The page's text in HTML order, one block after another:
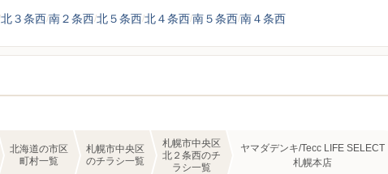
北３条西南２条西北５条西北４条西南５条西南４条西
北海道の市区
町村一覧
札幌市中央区
のチラシ一覧
札幌市中央区
北２条西のチ
ラシ一覧
ヤマダデンキ/Tecc LIFE SELECT
札幌本店